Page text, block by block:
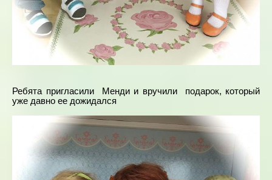
Ребята пригласили Менди и вручили подарок, который
уже давно ее дожидался